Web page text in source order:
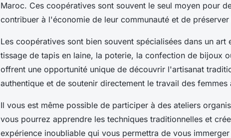
Maroc. Ces coopératives sont souvent le seul moyen pour
contribuer à l'économie de leur communauté et de
Les coopératives sont bien souvent spécialisées dans un
tissage de tapis en laine, la poterie, la confection de bijoux
offrent une opportunité unique de découvrir l'artisanat
authentique et de soutenir directement le travail des femmes
Il vous est même possible de participer à des ateliers
vous pourrez apprendre les techniques traditionnelles et
expérience inoubliable qui vous permettra de vous